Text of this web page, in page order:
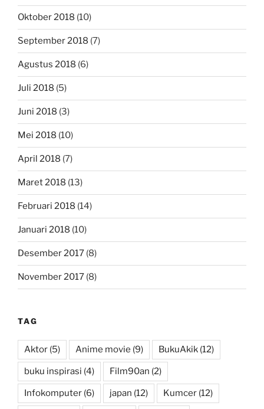
Oktober 2018 (10)
September 2018 (7)
Agustus 2018 (6)
Juli 2018 (5)
Juni 2018 (3)
Mei 2018 (10)
April 2018 (7)
Maret 2018 (13)
Februari 2018 (14)
Januari 2018 (10)
Desember 2017 (8)
November 2017 (8)
TAG
Aktor (5) Anime movie (9) BukuAkik (12)
buku inspirasi (4) Film90an (2)
Infokomputer (6) japan (12) Kumcer (12)